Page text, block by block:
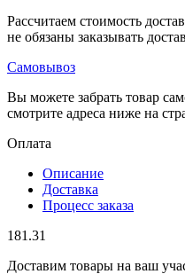
Рассчитаем стоимость
не обязаны заказывать
Самовывоз
Вы можете забрать товар
смотрите адреса ниже на
Оплата
Описание
Доставка
Процесс заказа
181.31
Доставим товары на ваш